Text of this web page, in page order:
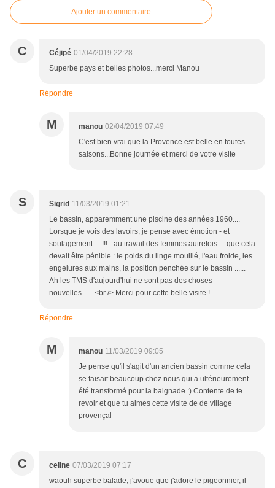
Ajouter un commentaire
C Céjipé 01/04/2019 22:28
Superbe pays et belles photos...merci Manou
Répondre
M manou 02/04/2019 07:49
C'est bien vrai que la Provence est belle en toutes
saisons...Bonne journée et merci de votre visite
S Sigrid 11/03/2019 01:21
Le bassin, apparemment une piscine des années 1960....
Lorsque je vois des lavoirs, je pense avec émotion - et
soulagement ....!!! - au travail des femmes autrefois.....que cela
devait être pénible : le poids du linge mouillé, l'eau froide, les
engelures aux mains, la position penchée sur le bassin ......
Ah les TMS d'aujourd'hui ne sont pas des choses
nouvelles...... <br /> Merci pour cette belle visite !
Répondre
M manou 11/03/2019 09:05
Je pense qu'il s'agit d'un ancien bassin comme cela
se faisait beaucoup chez nous qui a ultérieurement
été transformé pour la baignade :) Contente de te
revoir et que tu aimes cette visite de de village
provençal
C celine 07/03/2019 07:17
waouh superbe balade, j'avoue que j'adore le pigeonnier, il